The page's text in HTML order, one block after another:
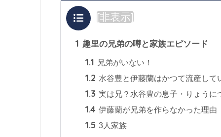
目次 [非表示]
1 趣里の兄弟の噂と家族エピソード
1.1 兄弟がいない！
1.2 水谷豊と伊藤蘭はかつて流産して
1.3 実は兄？水谷豊の息子・りょうに
1.4 伊藤蘭が兄弟を作らなかった理由
1.5 3人家族